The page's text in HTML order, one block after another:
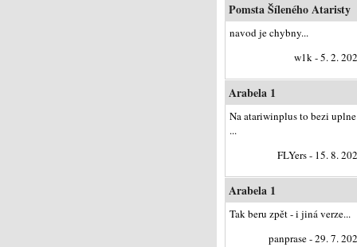
Pomsta Šíleného Ataristy
navod je chybny...
w1k - 5. 2.
Arabela 1
Na atariwinplus to bezi uplne
...
FLYers - 15. 8.
Arabela 1
Tak beru zpět - i jiná verze...
panprase - 29. 7.